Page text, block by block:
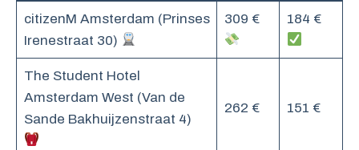
citizenM Amsterdam (Prinses
Irenestraat 30)
309 € 184 €
The Student Hotel
Amsterdam West (Van de
Sande Bakhuijzenstraat 4)
262 € 151 €